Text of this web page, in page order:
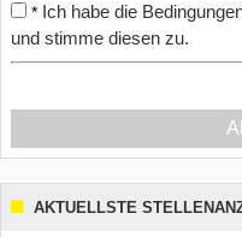
* Ich habe die
und stimme diesen zu.
AKTUELLSTE